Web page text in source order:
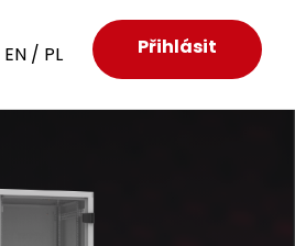
EN / PL Přihlásit